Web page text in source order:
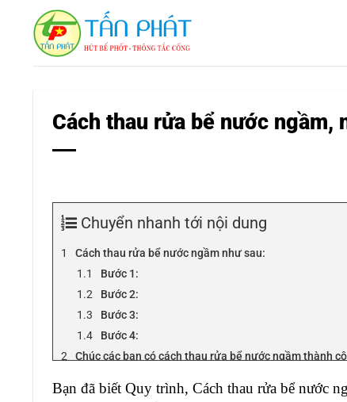
Cách thau rửa bể nước ngầm,
Chuyển nhanh tới nội dung
Cách thau rửa bể nước ngầm như sau:
Bước 1:
Bước 2:
Bước 3:
Bước 4:
Chúc các bạn có cách thau rửa bể nước ngầm thành
Bạn đã biết Quy trình, Cách thau rửa bể nước